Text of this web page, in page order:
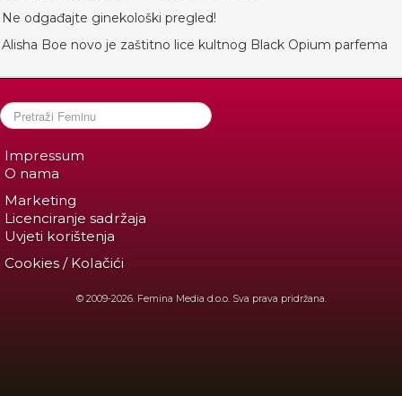
Ne odgađajte ginekološki pregled!
Alisha Boe novo je zaštitno lice kultnog Black Opium parfema
Impressum
O nama
Marketing
Licenciranje sadržaja
Uvjeti korištenja
Cookies / Kolačići
© 2009-2026. Femina Media d.o.o. Sva prava pridržana.